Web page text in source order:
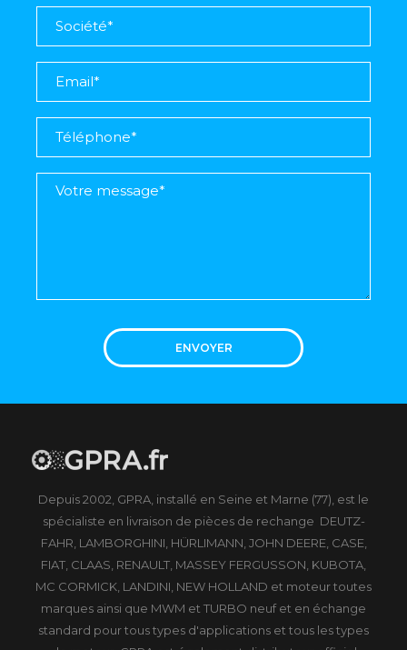
ENVOYER
Depuis 2002, GPRA, installé en Seine et Marne (77), est le
spécialiste en livraison de pièces de rechange DEUTZ-
FAHR, LAMBORGHINI, HÜRLIMANN, JOHN DEERE, CASE,
FIAT, CLAAS, RENAULT, MASSEY FERGUSSON, KUBOTA,
MC CORMICK, LANDINI, NEW HOLLAND et moteur toutes
marques ainsi que MWM et TURBO neuf et en échange
standard pour tous types d'applications et tous les types